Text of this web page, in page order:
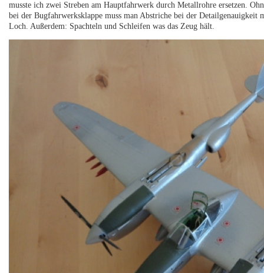
musste ich zwei Streben am Hauptfahrwerk durch Metallrohre ersetzen.
bei der Bugfahrwerksklappe muss man Abstriche bei der
Loch. Außerdem: Spachteln und Schleifen was das Zeug hält.